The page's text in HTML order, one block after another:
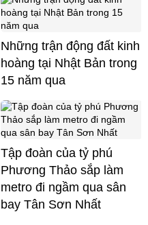
Những trận động đất kinh
hoàng tại Nhật Bản trong
15 năm qua
Tập đoàn của tỷ phú
Phương Thảo sắp làm
metro đi ngầm qua sân
bay Tân Sơn Nhất